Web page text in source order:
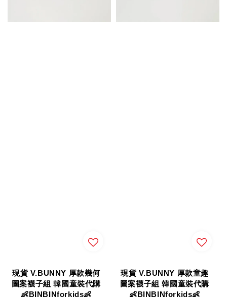
現貨 V.BUNNY 厚款幾何
圖案襪子組 韓國童裝代購
現貨 V.BUNNY 厚款童趣
圖案襪子組 韓國童裝代購